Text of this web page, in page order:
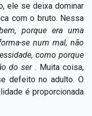
ele se deixa dominar
com o bruto. Nessa
porque era uma
se num mal, não
como porque
do ser . Muita coisa,
defeito no adulto. O
é proporcionada